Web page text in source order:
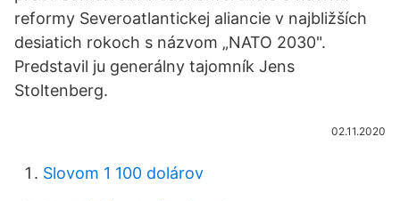
reformy Severoatlantickej aliancie v najbližších
desiatich rokoch s názvom „NATO 2030".
Predstavil ju generálny tajomník Jens
Stoltenberg.
02.11.2020
Slovom 1 100 dolárov